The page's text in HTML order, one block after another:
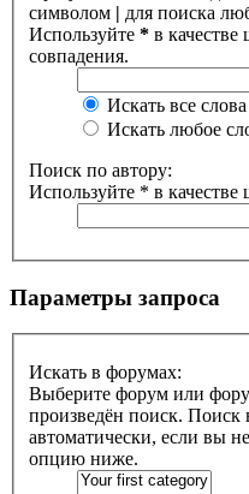
символом | для поиска
Используйте * в качестве
совпадения.
Искать все слова
Искать любое
Поиск по автору:
Используйте * в качестве
Параметры запроса
Искать в форумах:
Выберите форум или
произведён поиск. Поиск
автоматически, если вы
опцию ниже.